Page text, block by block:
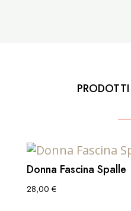
Donna Fascina Spalle
28,00 €